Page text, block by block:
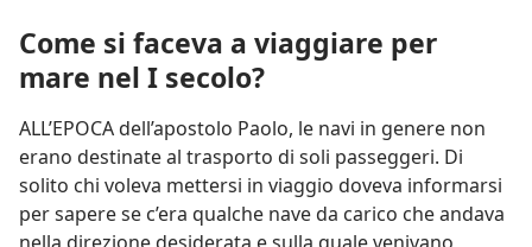
Come si faceva a viaggiare per
mare nel I secolo?
ALL’EPOCA dell’apostolo Paolo, le navi in genere non
erano destinate al trasporto di soli passeggeri. Di
solito chi voleva mettersi in viaggio doveva informarsi
per sapere se c’era qualche nave da carico che andava